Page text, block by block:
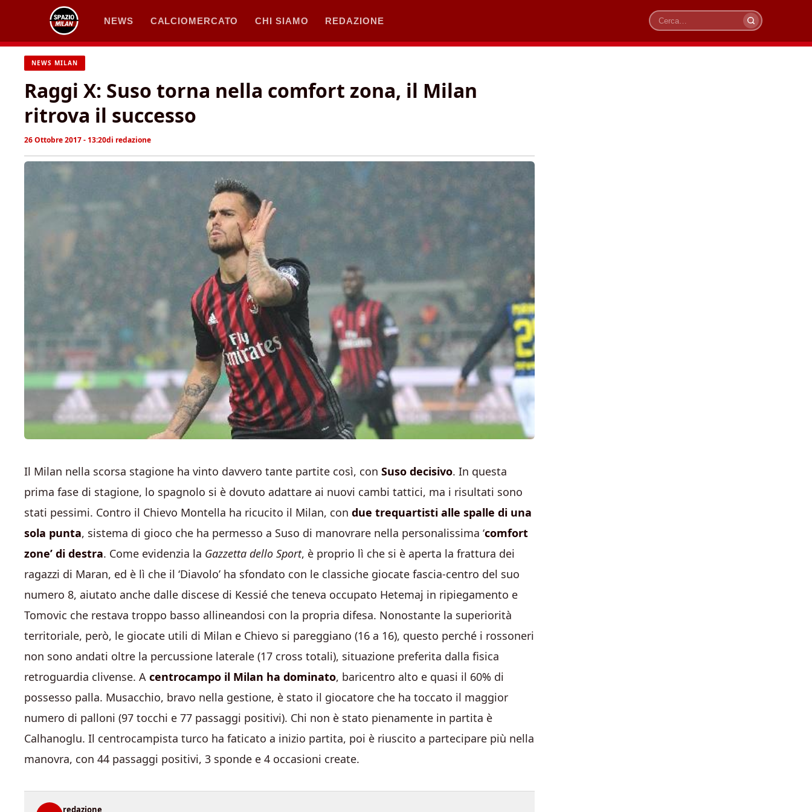
contenuto
NEWS CALCIOMERCATO CHI SIAMO REDAZIONE
Cerca
NEWS MILAN
Raggi X: Suso torna nella comfort zona, il Milan
ritrova il successo
26 Ottobre 2017 - 13:20di redazione
Il Milan nella scorsa stagione ha vinto davvero tante partite così, con Suso decisivo. In questa
prima fase di stagione, lo spagnolo si è dovuto adattare ai nuovi cambi tattici, ma i risultati sono
stati pessimi. Contro il Chievo Montella ha ricucito il Milan, con due trequartisti alle spalle di una
sola punta, sistema di gioco che ha permesso a Suso di manovrare nella personalissima ‘comfort
zone’ di destra. Come evidenzia la Gazzetta dello Sport, è proprio lì che si è aperta la frattura dei
ragazzi di Maran, ed è lì che il ‘Diavolo’ ha sfondato con le classiche giocate fascia-centro del suo
numero 8, aiutato anche dalle discese di Kessié che teneva occupato Hetemaj in ripiegamento e
Tomovic che restava troppo basso allineandosi con la propria difesa. Nonostante la superiorità
territoriale, però, le giocate utili di Milan e Chievo si pareggiano (16 a 16), questo perché i rossoneri
non sono andati oltre la percussione laterale (17 cross totali), situazione preferita dalla fisica
retroguardia clivense. A centrocampo il Milan ha dominato, baricentro alto e quasi il 60% di
possesso palla. Musacchio, bravo nella gestione, è stato il giocatore che ha toccato il maggior
numero di palloni (97 tocchi e 77 passaggi positivi). Chi non è stato pienamente in partita è
Calhanoglu. Il centrocampista turco ha faticato a inizio partita, poi è riuscito a partecipare più nella
manovra, con 44 passaggi positivi, 3 sponde e 4 occasioni create.
redazione